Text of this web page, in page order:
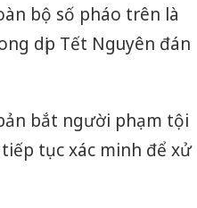
bộ số pháo trên là
dịp Tết Nguyên đán
bắt người phạm tội
tục xác minh để xử